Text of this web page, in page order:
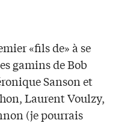
«fils de» à se
gamins de Bob
Sanson et
Laurent Voulzy,
(je pourrais